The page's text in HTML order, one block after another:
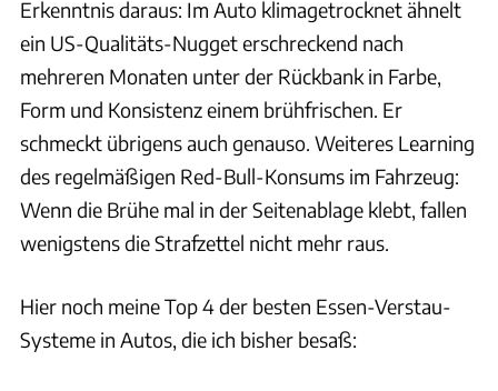
Erkenntnis daraus: Im Auto klimagetrocknet ähnelt
ein US-Qualitäts-Nugget erschreckend nach
mehreren Monaten unter der Rückbank in Farbe,
Form und Konsistenz einem brühfrischen. Er
schmeckt übrigens auch genauso. Weiteres Learning
des regelmäßigen Red-Bull-Konsums im Fahrzeug:
Wenn die Brühe mal in der Seitenablage klebt, fallen
wenigstens die Strafzettel nicht mehr raus.
Hier noch meine Top 4 der besten Essen-Verstau-
Systeme in Autos, die ich bisher besaß: